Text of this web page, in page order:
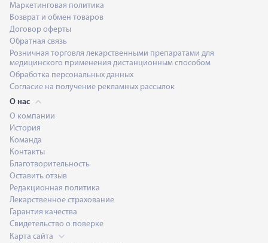
Маркетинговая политика
Возврат и обмен товаров
Договор оферты
Обратная связь
Розничная торговля лекарственными препаратами для
медицинского применения дистанционным способом
Обработка персональных данных
Согласие на получение рекламных рассылок
О нас
О компании
История
Команда
Контакты
Благотворительность
Оставить отзыв
Редакционная политика
Лекарственное страхование
Гарантия качества
Свидетельство о поверке
Карта сайта